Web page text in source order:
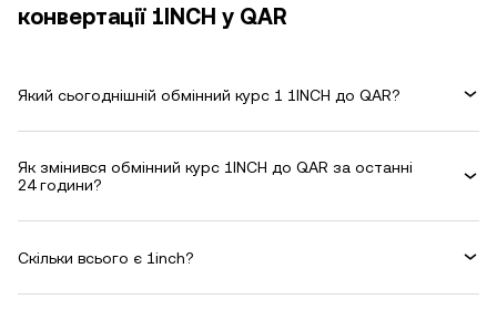
конвертації 1INCH у QAR
Який сьогоднішній обмінний курс 1 1INCH до QAR?
Як змінився обмінний курс 1INCH до QAR за останні
24 години?
Скільки всього є 1inch?